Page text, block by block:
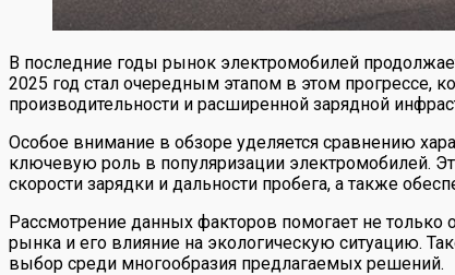
В последние годы рынок электромобилей
2025 год стал очередным этапом в этом прогрессе,
производительности и расширенной зарядной
Особое внимание в обзоре уделяется сравнению
ключевую роль в популяризации электромобилей.
скорости зарядки и дальности пробега, а также
Рассмотрение данных факторов помогает не только
рынка и его влияние на экологическую ситуацию.
выбор среди многообразия предлагаемых решений.